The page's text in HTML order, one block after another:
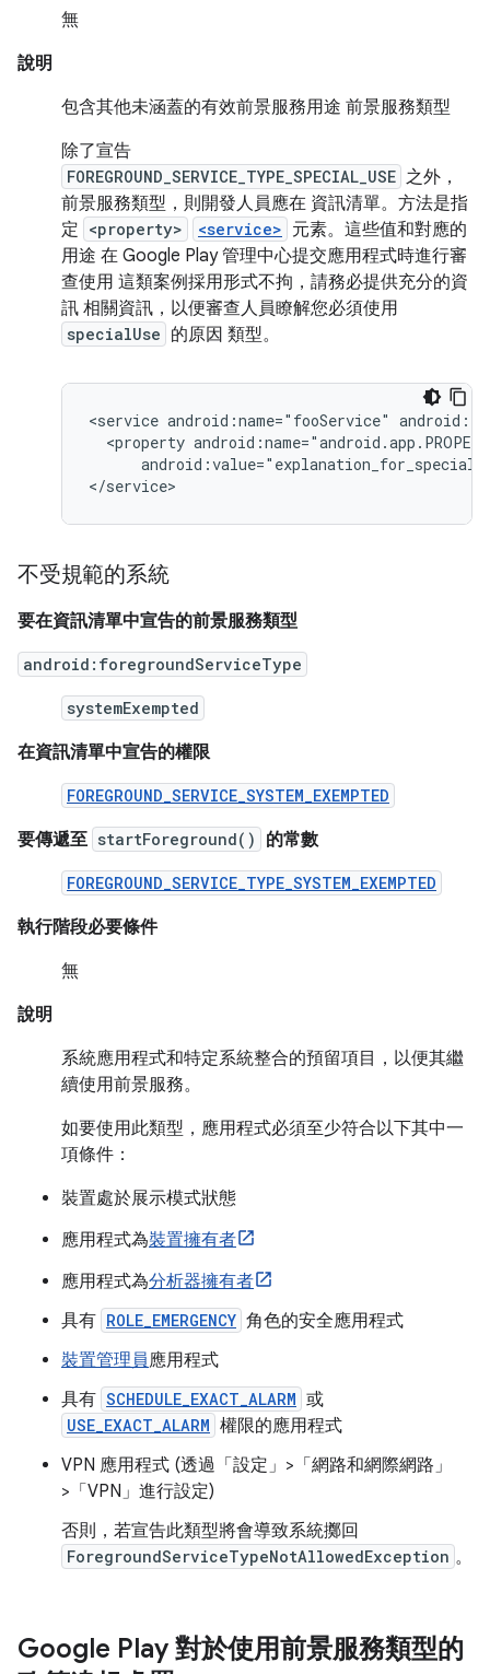
無
說明
包含其他未涵蓋的有效前景服務用途 前景服務類型
除了宣告
FOREGROUND_SERVICE_TYPE_SPECIAL_USE 之外，
前景服務類型，則開發人員應在 資訊清單。方法是指
定 <property> <service> 元素。這些值和對應的
用途 在 Google Play 管理中心提交應用程式時進行審
查使用 這類案例採用形式不拘，請務必提供充分的資
訊 相關資訊，以便審查人員瞭解您必須使用
specialUse 的原因 類型。
<service android:name="fooService"
<property
不受規範的系統
要在資訊清單中宣告的前景服務類型
android:foregroundServiceType
systemExempted
在資訊清單中宣告的權限
FOREGROUND_SERVICE_SYSTEM_EXEMPTED
要傳遞至 startForeground() 的常數
FOREGROUND_SERVICE_TYPE_SYSTEM_EXEMPTED
執行階段必要條件
無
說明
系統應用程式和特定系統整合的預留項目，以便其繼
續使用前景服務。
如要使用此類型，應用程式必須至少符合以下其中一
項條件：
裝置處於展示模式狀態
應用程式為裝置擁有者
應用程式為分析器擁有者
具有 ROLE_EMERGENCY 角色的安全應用程式
裝置管理員應用程式
具有 SCHEDULE_EXACT_ALARM 或
USE_EXACT_ALARM 權限的應用程式
VPN 應用程式 (透過「設定」>「網路和網際網路」
>「VPN」 進行設定)
否則，若宣告此類型將會導致系統擲回
ForegroundServiceTypeNotAllowedException 。
Google Play 對於使用前景服務類型的